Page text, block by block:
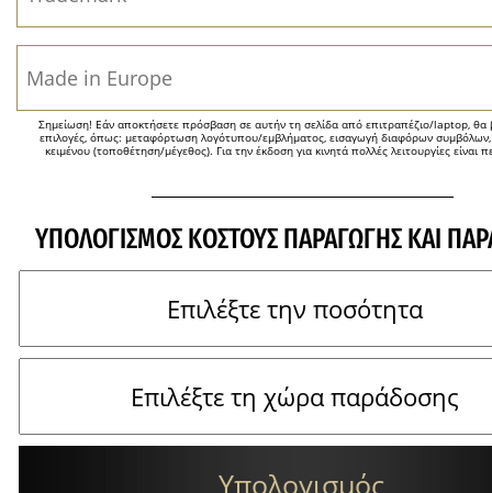
Σημείωση! Εάν αποκτήσετε πρόσβαση σε αυτήν τη σελίδα από επιτραπέζιο/laptop, θα
επιλογές, όπως: μεταφόρτωση λογότυπου/εμβλήματος, εισαγωγή διαφόρων
κειμένου (τοποθέτηση/μέγεθος). Για την έκδοση για κινητά πολλές λειτουργίες είναι
ΥΠΟΛΟΓΙΣΜΌΣ ΚΌΣΤΟΥΣ ΠΑΡΑΓΩΓΉΣ ΚΑΙ
Υπολογισμός